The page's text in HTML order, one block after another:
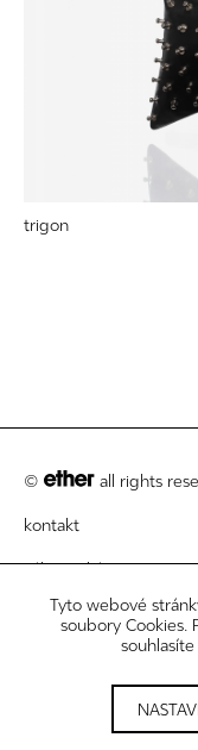
trigon
© all rights
kontakt
zákaznický servis
právní informace
nastavení cookies
Tyto webové
soubory Cookies.